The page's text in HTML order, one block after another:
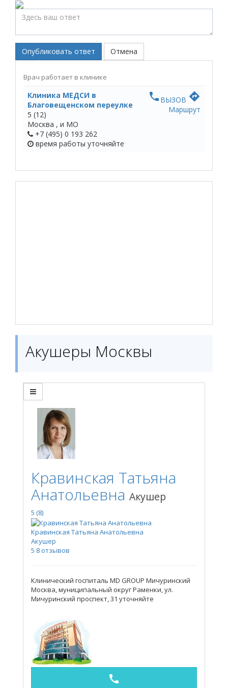
Опубликовать ответ Отмена
Врач работает в клинике
Клиника МЕДСИ в
Благовещенском переулке
5 (12)
Москва , и МО
+7 (495) 0 193 262
время работы уточняйте
phone ВЫЗОВ directions
Маршрут
Акушеры Москвы
Кравинская Татьяна
Анатольевна Акушер
5 (8)
Кравинская Татьяна Анатольевна
Акушер
5 8 отзывов
Клинический госпиталь MD GROUP Мичуринский
Москва, муниципальный округ Раменки, ул.
Мичуринский проспект, 31 уточняйте
call